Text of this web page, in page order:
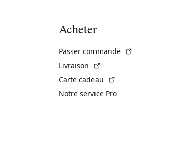
Acheter
Passer commande
Livraison
Carte cadeau
Notre service Pro